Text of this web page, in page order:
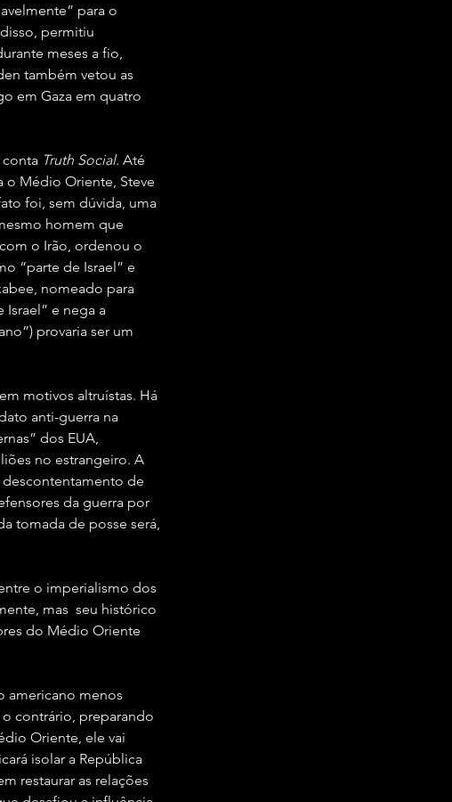
para o
permitiu
meses a fio,
também vetou as
em Gaza em quatro
Truth Social. Até
Médio Oriente, Steve
foi, sem dúvida, uma
homem que
o Irão, ordenou o
“parte de Israel” e
nomeado para
e nega a
provaria ser um
motivos altruístas. Há
anti-guerra na
dos EUA,
no estrangeiro. A
descontentamento de
da guerra por
tomada de posse será,
o imperialismo dos
mas  seu histórico
do Médio Oriente
americano menos
o contrário, preparando
Oriente, ele vai
isolar a República
restaurar as relações